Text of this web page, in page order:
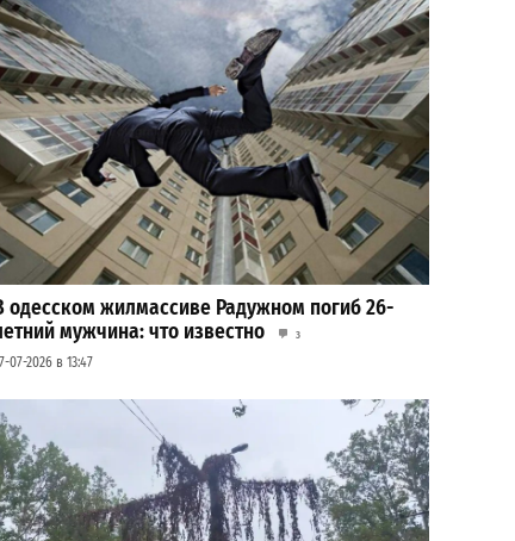
одесском жилмассиве Радужном погиб 26-
мужчина: что известно
3
07-2026 в 13:47